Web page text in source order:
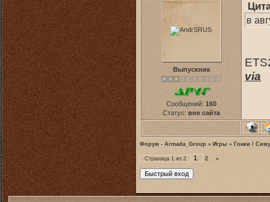
Выпускник
Сообщений: 160
Статус: вне сайта
в
via
Форум - Armada_Group » Игры » Гонки /
Страница 1 из 2 1 2 »